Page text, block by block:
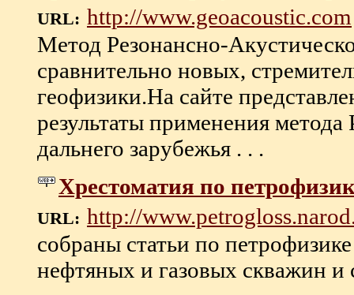
URL: http://www.geoacoustic.com
Метод Резонансно-
сравнительно новых,
геофизики.На сайте
результаты применения
дальнего зарубежья . . .
Хрестоматия по
URL: http://
собраны статьи по
нефтяных и газовых скважин и